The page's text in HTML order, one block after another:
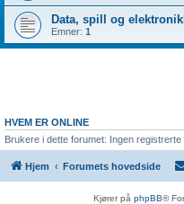
Data, spill og
Emner: 1
HVEM ER ONLINE
Brukere i dette forumet: Ingen
Hjem Forumets hovedside
Kjører på phpBB®